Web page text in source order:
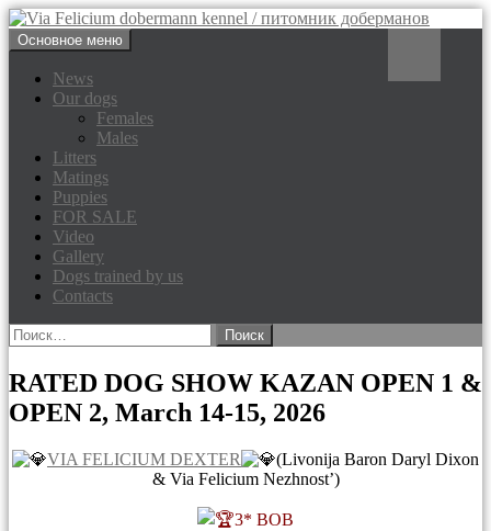
Via Felicium dobermann
kennel / питомник доберманов
Основное меню
к
News
Our dogs
Females
Males
Litters
Matings
Puppies
FOR SALE
Video
Gallery
Dogs trained by us
Contacts
Найти:
RATED DOG SHOW KAZAN OPEN 1 &
OPEN 2, March 14-15, 2026
VIA FELICIUM DEXTER
(Livonija Baron Daryl Dixon
& Via Felicium Nezhnost’)
3* BOB